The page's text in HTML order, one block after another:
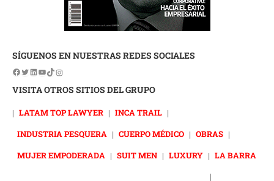
SÍGUENOS EN NUESTRAS REDES SOCIALES
VISITA OTROS SITIOS DEL GRUPO
| LATAM TOP LAWYER | INCA TRAIL |
INDUSTRIA PESQUERA | CUERPO MÉDICO | OBRAS |
MUJER EMPODERADA | SUIT MEN | LUXURY | LA BARRA
|